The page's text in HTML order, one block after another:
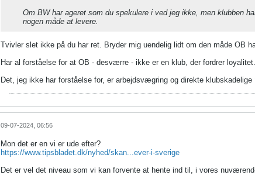
Om BW har ageret som du spekulere i ved jeg ikke, men klubben
nogen måde at levere.
Tvivler slet ikke på du har ret. Bryder mig uendelig lidt om den måde OB
Har al forståelse for at OB - desværre - ikke er en klub, der fordrer
Det, jeg ikke har forståelse for, er arbejdsvægring og direkte klubskadelige
09-07-2024, 06:56
Mon det er en vi er ude efter?
https://www.tipsbladet.dk/nyhed/skan...ever-i-sverige
Det er vel det niveau som vi kan forvente at hente ind til, i vores